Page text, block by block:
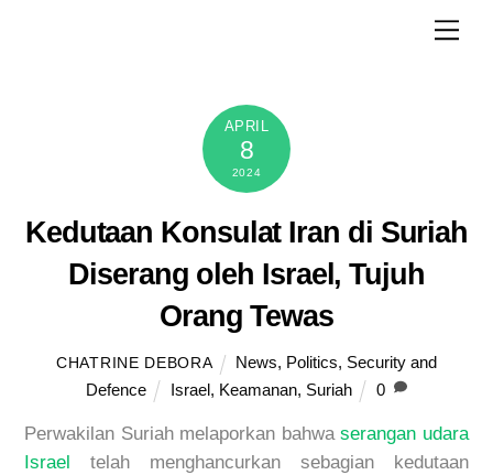
APRIL
8
2024
Kedutaan Konsulat Iran di Suriah
Diserang oleh Israel, Tujuh
Orang Tewas
CHATRINE DEBORA News, Politics, Security and
Defence
Israel, Keamanan, Suriah 0
Perwakilan Suriah melaporkan bahwaserangan udara
Israel
telah menghancurkan sebagian kedutaan